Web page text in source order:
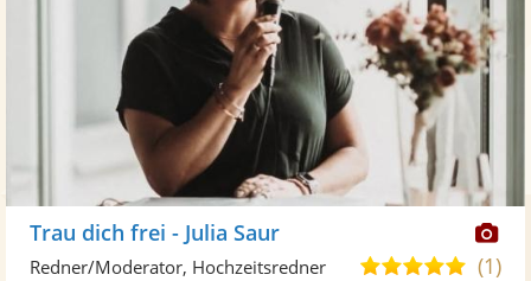
Trau dich frei - Julia Saur
5,0(1)
Redner/Moderator, Hochzeitsredner